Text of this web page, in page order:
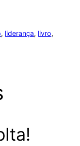
, liderança, livro